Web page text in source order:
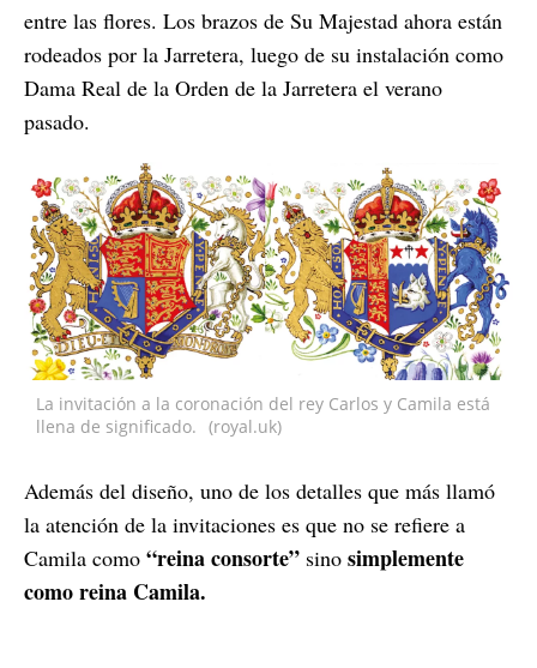
entre las flores. Los brazos de Su Majestad ahora están
rodeados por la Jarretera, luego de su instalación como
Dama Real de la Orden de la Jarretera el verano
pasado.
La invitación a la coronación del rey Carlos y Camila está
llena de significado. (royal.uk)
Además del diseño, uno de los detalles que más llamó
la atención de la invitaciones es que no se refiere a
Camila como “reina consorte” sino simplemente
como reina Camila.